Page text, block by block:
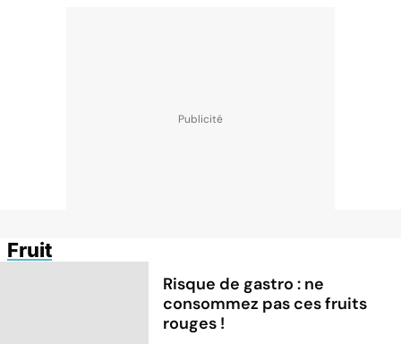
Fruit
Risque de gastro : ne
consommez pas ces fruits
rouges !